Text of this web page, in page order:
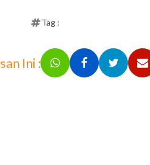
Tag :
Ini :